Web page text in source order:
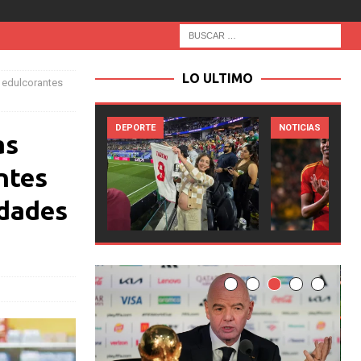
edulcorantes
LO ULTIMO
NOTICIAS NOTICIAS